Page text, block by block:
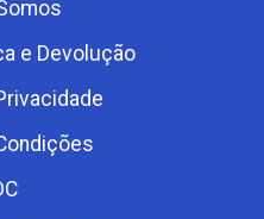
e Devolução